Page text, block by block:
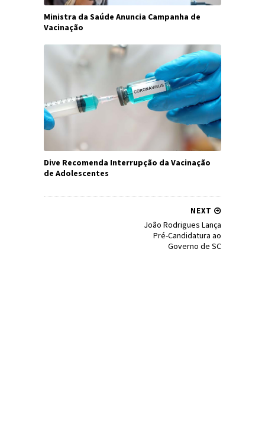
Ministra da Saúde Anuncia Campanha de
Vacinação
Dive Recomenda Interrupção da Vacinação
de Adolescentes
NEXT
João Rodrigues Lança
Pré-Candidatura ao
Governo de SC